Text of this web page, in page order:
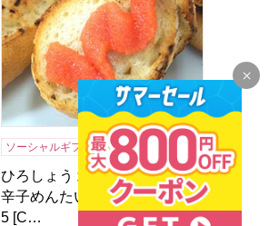
ソーシャルギフト 送料込み
ひろしょう 北海道産原料 博多
辛子めんたいこチューブ 90g×
5 [C…